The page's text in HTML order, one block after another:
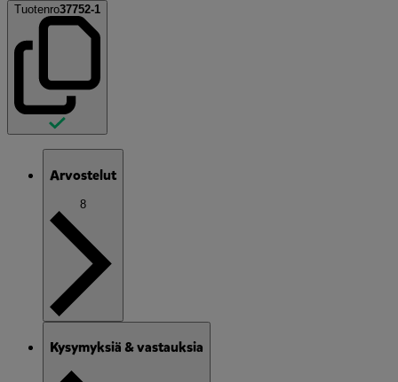
Tuotenro37752-1
Arvostelut
8
Kysymyksiä & vastauksia